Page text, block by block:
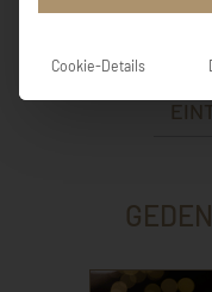
Cookie-Details